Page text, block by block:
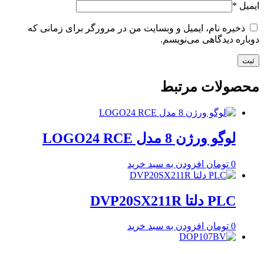
ایمیل *
ذخیره نام، ایمیل و وبسایت من در مرورگر برای زمانی که
دوباره دیدگاهی می‌نویسم.
محصولات مرتبط
لوگو ورژن 8 مدل LOGO24 RCE
0 تومان افزودن به سبد خرید
PLC دلتا DVP20SX211R
0 تومان افزودن به سبد خرید